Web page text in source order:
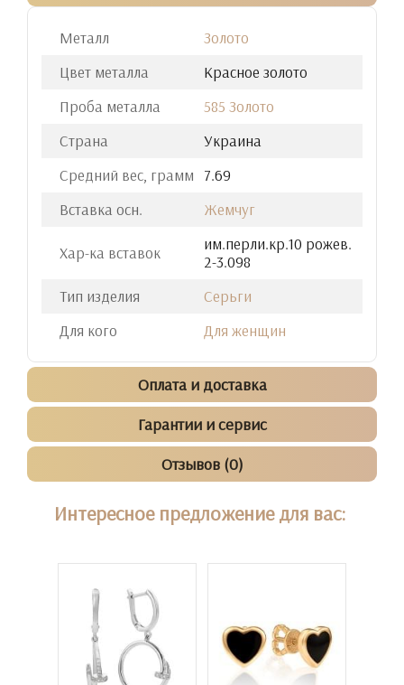
Металл
Золото
Цвет металла
Красное золото
Проба металла
585 Золото
Страна
Украина
Средний вес, грамм
7.69
Вставка осн.
Жемчуг
Хар-ка вставок
им.перли.кр.10 рожев.
2-3.098
Тип изделия
Серьги
Для кого
Для женщин
Оплата и доставка
Гарантии и сервис
Отзывов (0)
Интересное предложение для вас: